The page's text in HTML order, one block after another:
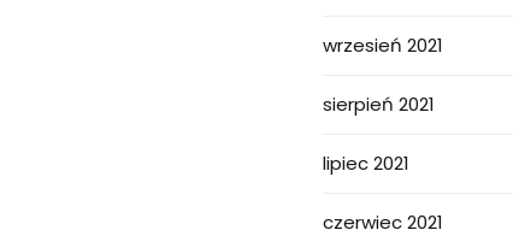
wrzesień 2021
sierpień 2021
lipiec 2021
czerwiec 2021